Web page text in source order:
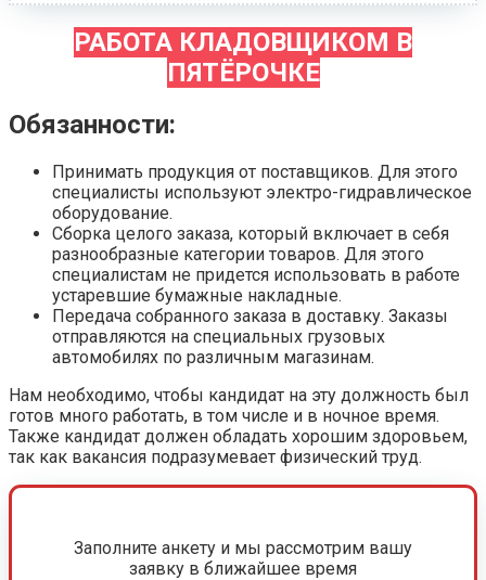
РАБОТА КЛАДОВЩИКОМ В
ПЯТЁРОЧКЕ
Обязанности:
Принимать продукция от поставщиков. Для этого
специалисты используют электро-гидравлическое
оборудование.
Сборка целого заказа, который включает в себя
разнообразные категории товаров. Для этого
специалистам не придется использовать в работе
устаревшие бумажные накладные.
Передача собранного заказа в доставку. Заказы
отправляются на специальных грузовых
автомобилях по различным магазинам.
Нам необходимо, чтобы кандидат на эту должность был
готов много работать, в том числе и в ночное время.
Также кандидат должен обладать хорошим здоровьем,
так как вакансия подразумевает физический труд.
Заполните анкету и мы рассмотрим вашу
заявку в ближайшее время